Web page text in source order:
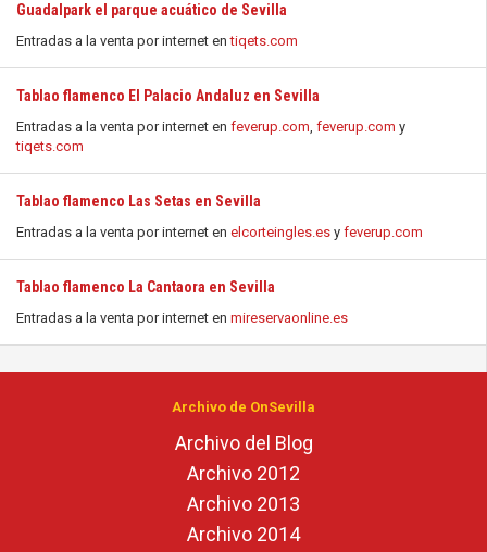
Guadalpark el parque acuático de Sevilla
Entradas a la venta por internet entiqets.com
Tablao flamenco El Palacio Andaluz en Sevilla
Entradas a la venta por internet en feverup.com, feverup.com y
tiqets.com
Tablao flamenco Las Setas en Sevilla
Entradas a la venta por internet en elcorteingles.es y feverup.com
Tablao flamenco La Cantaora en Sevilla
Entradas a la venta por internet en mireservaonline.es
Archivo de OnSevilla
Archivo del Blog
Archivo 2012
Archivo 2013
Archivo 2014